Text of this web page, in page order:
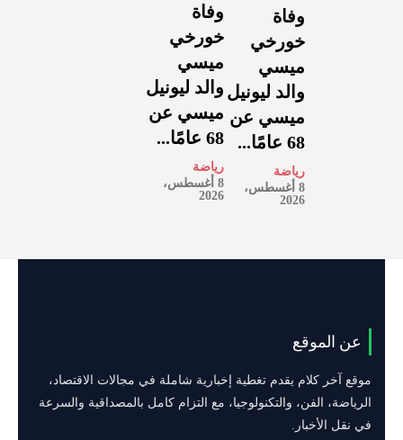
وفاة
خورخي
ميسي
والد ليونيل
ميسي عن
68 عامًا...
رياضة
8 أغسطس،
2026
وفاة
خورخي
ميسي
والد ليونيل
ميسي عن
68 عامًا...
رياضة
8 أغسطس،
2026
عن الموقع
موقع آخر كلام يقدم تغطية إخبارية شاملة في مجالات الاقتصاد،
الرياضة، الفن، والتكنولوجيا، مع التزام كامل بالمصداقية والسرعة
في نقل الأخبار.